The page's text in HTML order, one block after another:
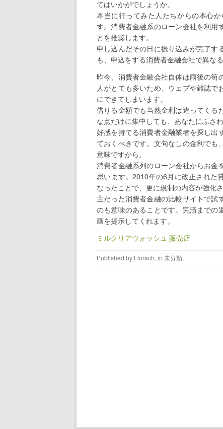
てはいかがでしょうか。
本当に行ってみた人たちからの本心
す。消費者金融系のローン会社を利用
とを推奨します。
申し込んだその日に振り込みが完了す
も、申込をする消費者金融会社で異な
昨今、消費者金融会社自体は雨後の筍
人がとても多いため、ウェブや雑誌
にできてしまいます。
借りる金額でも当然金利は違ってくる
な点だけに集中しても、あなたにふさ
好感を持てる消費者金融業者を探し出
ておくべきです。文句なしの金利で
意味ですから。
消費者金融系列のローン会社からお金
思います。2010年の6月に改正された
なったことで、更に規制の内容が強化
主だった消費者金融の比較サイトで試
のも意味のあることです。完済までの
画を提示してくれます。
ミルクリアウォッシュ 販売店
Published by Llorach, in 未分類.